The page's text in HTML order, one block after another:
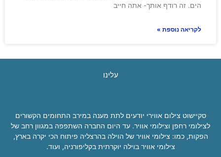
הים. זה רודף אותך- אתה חייב
לקריאה נוספת »
עלינו
סקיישוט צילום אווירי יודעים לתת מענה במירב התחומים הקשורים
לצילומי רחפן וצילומי אוויר. עד היום החברה השתפפה במגוון רחב של
הפקות, כמו: צילומי אוויר של הוילה בהרצליה פיתוח הכי יקרה בארץ,
צילומי אוויר בוילה יוקרתית בקליפורניה, ועוד.